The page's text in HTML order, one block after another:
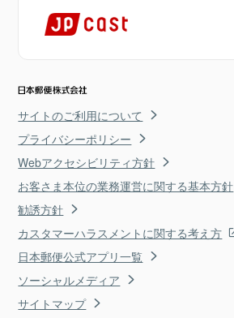
サイトのご利用について
プライバシーポリシー
Webアクセシビリティ方針
お客さま本位の業務運営に関する基本方針
勧誘方針
カスタマーハラスメントに関する考え方
日本郵便公式アプリ一覧
ソーシャルメディア
サイトマップ